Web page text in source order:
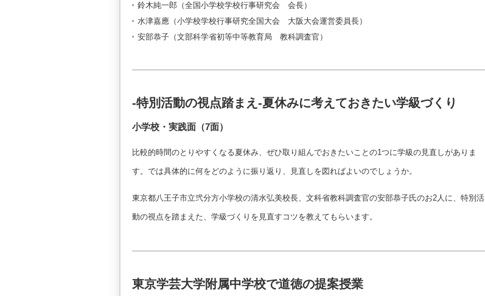
鈴木純一郎（全国小学校学校行事研究会 会長）
水津嘉應（小学校学校行事研究全国大会 大阪大会運営委員長）
安部恭子（文部科学省初等中等教育局 教科調査官）
-特別活動の視点踏まえ-夏休みに考えておきたい学級づくり
小学校・実践面（7面）
比較的時間のとりやすくなる夏休み、ぜひ取り組んでおきたいことの1つに学級の見直しがありま
す。では具体的に何をどのように振り返り、見直しを図ればよいのでしょうか。
東京都八王子市立弐分方小学校の清水弘美校長、文科省教科調査官の安部恭子氏のお2人に、特別活
動の視点を踏まえた、学級づくりを見直すコツを教えてもらいます。
東京学芸大学附属中学校で道徳の提案授業